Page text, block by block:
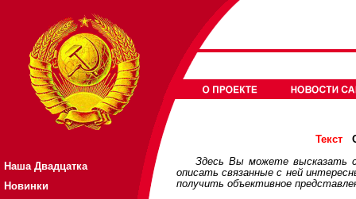
Наша Двадцатка
Новинки
Текст
Здесь Вы можете высказать
описать связанные с ней
получить объективное